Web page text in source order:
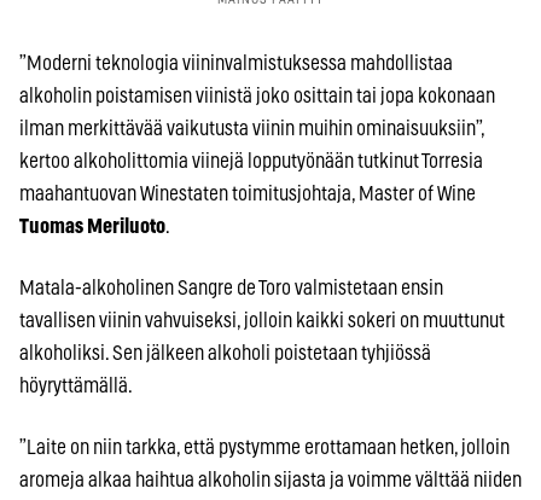
”Moderni teknologia viininvalmistuksessa mahdollistaa
alkoholin poistamisen viinistä joko osittain tai jopa kokonaan
ilman merkittävää vaikutusta viinin muihin ominaisuuksiin”,
kertoo alkoholittomia viinejä lopputyönään tutkinut Torresia
maahantuovan Winestaten toimitusjohtaja, Master of Wine
Tuomas Meriluoto.
Matala-alkoholinen Sangre de Toro valmistetaan ensin
tavallisen viinin vahvuiseksi, jolloin kaikki sokeri on muuttunut
alkoholiksi. Sen jälkeen alkoholi poistetaan tyhjiössä
höyryttämällä.
”Laite on niin tarkka, että pystymme erottamaan hetken, jolloin
aromeja alkaa haihtua alkoholin sijasta ja voimme välttää niiden